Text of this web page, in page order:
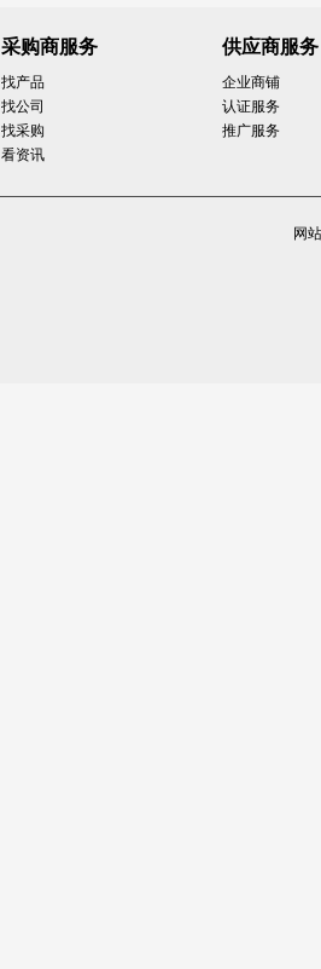
采购商服务
找产品
找公司
找采购
看资讯
供应商服务
企业商铺
认证服务
推广服务
网